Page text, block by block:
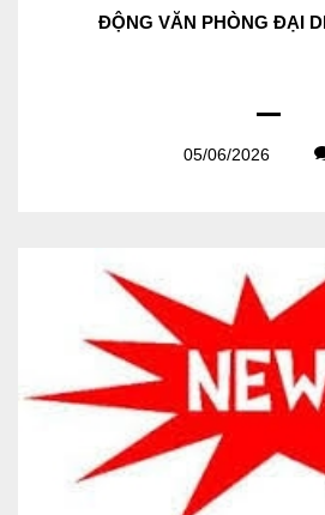
ĐỘNG VĂN PHÒNG ĐẠI
05/06/2026